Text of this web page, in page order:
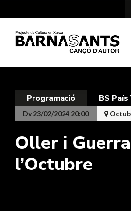
Programació BS
Dv 23/02/2024 20:00
Oller i
l’Octubre